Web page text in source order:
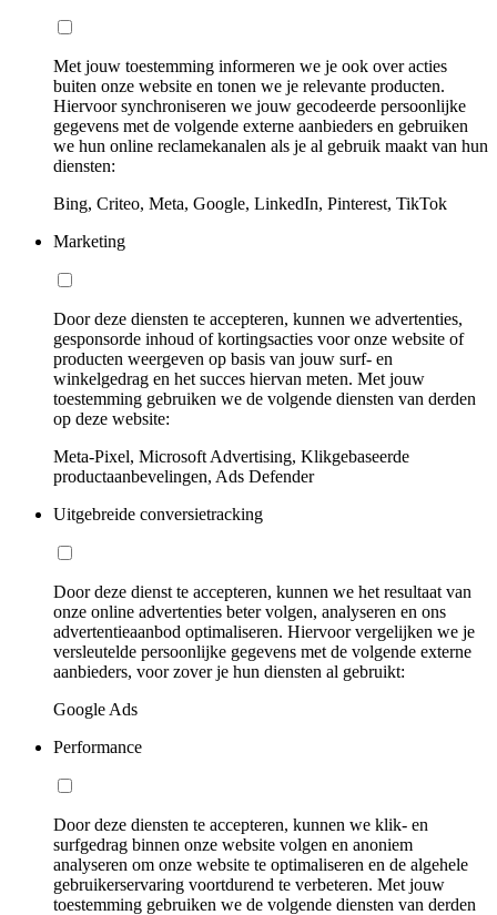
Met jouw toestemming informeren we je ook over acties
buiten onze website en tonen we je relevante producten.
Hiervoor synchroniseren we jouw gecodeerde persoonlijke
gegevens met de volgende externe aanbieders en gebruiken
we hun online reclamekanalen als je al gebruik maakt van hun
diensten:
Bing, Criteo, Meta, Google, LinkedIn, Pinterest, TikTok
Marketing
Door deze diensten te accepteren, kunnen we advertenties,
gesponsorde inhoud of kortingsacties voor onze website of
producten weergeven op basis van jouw surf- en
winkelgedrag en het succes hiervan meten. Met jouw
toestemming gebruiken we de volgende diensten van derden
op deze website:
Meta-Pixel, Microsoft Advertising, Klikgebaseerde
productaanbevelingen, Ads Defender
Uitgebreide conversietracking
Door deze dienst te accepteren, kunnen we het resultaat van
onze online advertenties beter volgen, analyseren en ons
advertentieaanbod optimaliseren. Hiervoor vergelijken we je
versleutelde persoonlijke gegevens met de volgende externe
aanbieders, voor zover je hun diensten al gebruikt:
Google Ads
Performance
Door deze diensten te accepteren, kunnen we klik- en
surfgedrag binnen onze website volgen en anoniem
analyseren om onze website te optimaliseren en de algehele
gebruikerservaring voortdurend te verbeteren. Met jouw
toestemming gebruiken we de volgende diensten van derden